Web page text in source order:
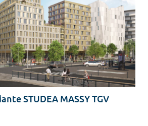
STUDEA MASSY TGV